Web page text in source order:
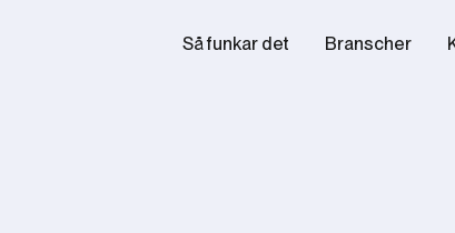
Så funkar det Branscher